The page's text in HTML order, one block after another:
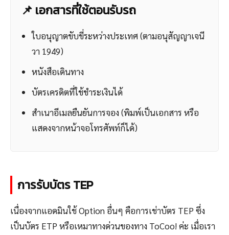
📌 เอกสารที่ใช้ตอนรับรถ
ใบอนุญาตขับขี่ระหว่างประเทศ (ตามอนุสัญญาเจนี
วา 1949)
หนังสือเดินทาง
บัตรเครดิตที่ใช้ชำระเงินได้
สำเนาอีเมลยืนยันการจอง (พิมพ์เป็นเอกสาร หรือ
แสดงจากหน้าจอโทรศัพท์ก็ได้)
การรับบัตร TEP
เนื่องจากแอดมินใช้ Option อื่นๆ คือการเช่าบัตร TEP ซึ่ง
เป็นบัตร ETP หรือเหมาทางด่วนของทาง ToCoo! ค่ะ เมื่อเรา